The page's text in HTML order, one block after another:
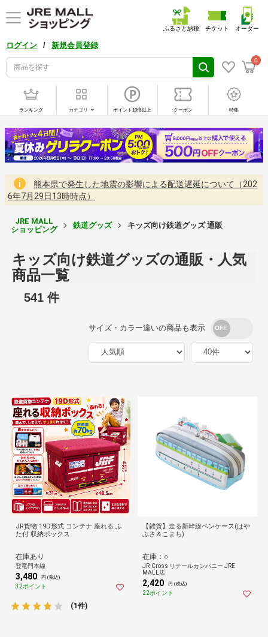
ログイン / 新規会員登録
0
ふるさと納税 チケット オーダー
ランキング カテゴリ ポイント10倍以上 クーポン 特集
熊本県で発生した地震の影響による配送遅延について（202
6年7月29日13時時点）
JRE MALL
ショッピング
鉄道グッズ キッズ向け鉄道グッズ 通販
キッズ向け鉄道グッズの通販・人気
商品一覧
541 件
サイズ・カラー違いの商品も表示
JR貨物 19D形式 コンテナ 座れる ふ
た付 収納ボックス
在庫あり
登竜門本線
3,480 円 (税込)
32ポイント
(1件)
【雑貨】走る新幹線ペンケース(はや
ぶさ＆こまち)
在庫：○
JR-Cross リテールカンパニー JRE
MALL店
2,420 円 (税込)
22ポイント